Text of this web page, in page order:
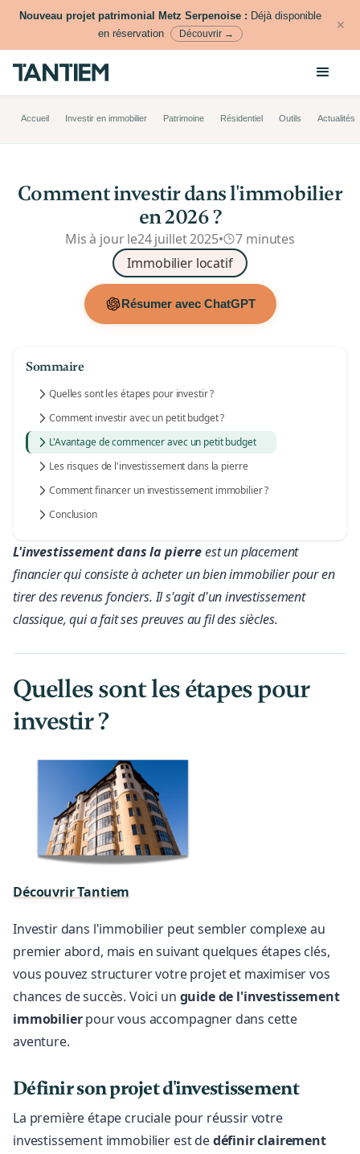
Nouveau projet patrimonial Metz Serpenoise : Déjà disponible
en réservation
Découvrir →
✕
Accueil Investir en immobilier Patrimoine Résidentiel Outils Actualités
Comment investir dans l'immobilier
en 2026 ?
Mis à jour le24 juillet 2025•
7 minutes
Immobilier locatif
Résumer avec ChatGPT
Sommaire
Quelles sont les étapes pour investir ?
Comment investir avec un petit budget ?
L'Avantage de commencer avec un petit budget
Les risques de l'investissement dans la pierre
Comment financer un investissement immobilier ?
Conclusion
L'investissement dans la pierreest un placement
financier qui consiste à acheter un bien immobilier pour en
tirer des revenus fonciers. Il s'agit d'un investissement
classique, qui a fait ses preuves au fil des siècles.
Quelles sont les étapes pour
investir ?
Découvrir Tantiem
Investir dans l'immobilier peut sembler complexe au
premier abord, mais en suivant quelques étapes clés,
vous pouvez structurer votre projet et maximiser vos
chances de succès. Voici un guide de l'investissement
immobilierpour vous accompagner dans cette
aventure.
Définir son projet d'investissement
La première étape cruciale pour réussir votre
investissement immobilier est dedéfinir clairement